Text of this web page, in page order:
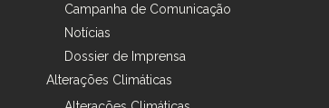
Campanha de Comunicação
Notícias
Dossier de Imprensa
Alterações Climáticas